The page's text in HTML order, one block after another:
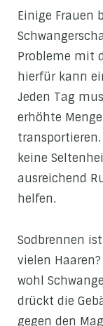
Einige Frauen
Probleme mit
hierfür kann
Jeden Tag
erhöhte
keine
ausreichend
helfen.
Sodbrennen
vielen
wohl
drückt die
gegen den